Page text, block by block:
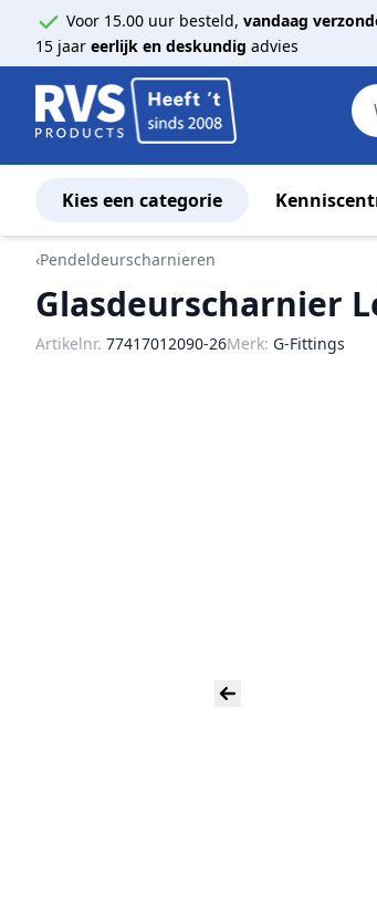
Voor 15.00 uur besteld, vandaag
15 jaar eerlijk en deskundig advies
Kies een categorie
Ga naar de inhoud
‹Pendeldeurscharnieren
Glasdeurscharnier
Artikelnr. 77417012090-26Merk: G-Fittings